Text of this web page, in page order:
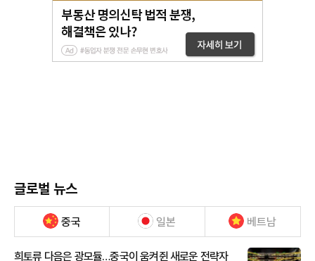
글로벌 뉴스
중국 일본 베트남
희토류 다음은 광모듈…중국이 움켜쥔 새로운 전략자